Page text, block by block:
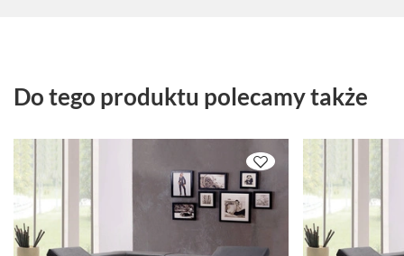
Do tego produktu polecamy także